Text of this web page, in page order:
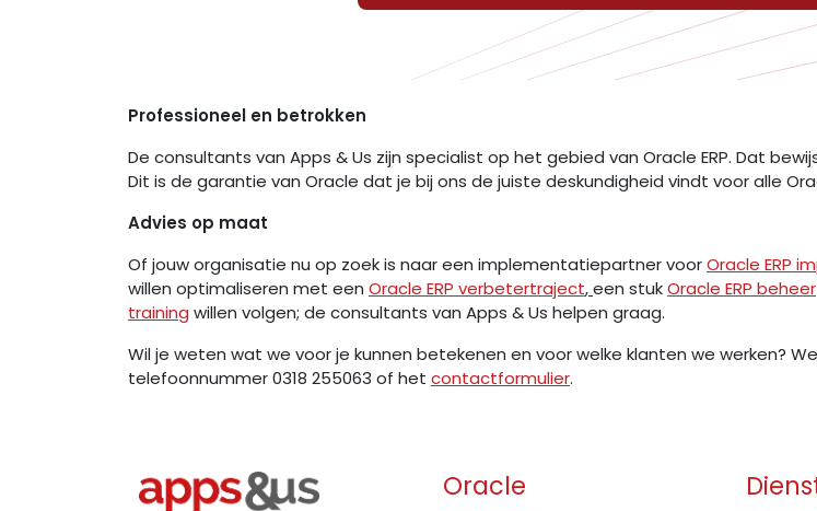
Professioneel en betrokken
De consultants van Apps & Us zijn specialist op het gebied van Oracle ERP. Dat
Dit is de garantie van Oracle dat je bij ons de juiste deskundigheid vindt voor alle
Advies op maat
Of jouw organisatie nu op zoek is naar een implementatiepartner voorOracle ERP
willen optimaliseren met een Oracle ERP verbetertraject,een stukOracle ERP beheer
training willen volgen; de consultants van Apps & Us helpen graag.
Wil je weten wat we voor je kunnen betekenen en voor welke klanten we werken?
telefoonnummer 0318 255063 of het contactformulier.
Oracle